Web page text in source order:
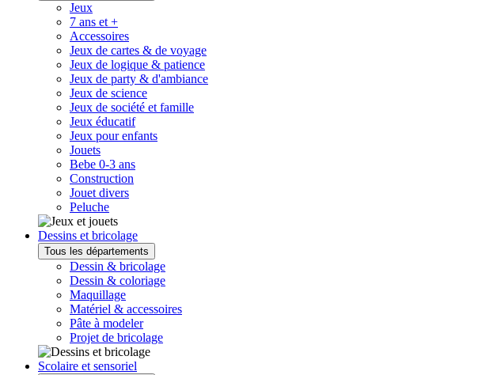
Jeux
7 ans et +
Accessoires
Jeux de cartes & de voyage
Jeux de logique & patience
Jeux de party & d'ambiance
Jeux de science
Jeux de société et famille
Jeux éducatif
Jeux pour enfants
Jouets
Bebe 0-3 ans
Construction
Jouet divers
Peluche
Dessins et bricolage
Tous les départements
Dessin & bricolage
Dessin & coloriage
Maquillage
Matériel & accessoires
Pâte à modeler
Projet de bricolage
Scolaire et sensoriel